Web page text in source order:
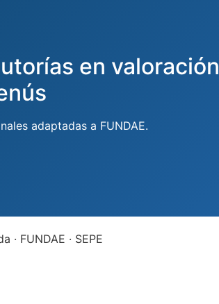
en valoración
adaptadas a FUNDAE.
FUNDAE · SEPE